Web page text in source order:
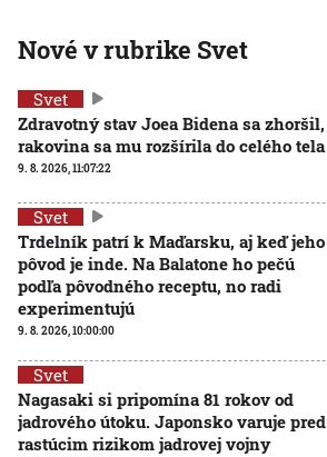
Nové v rubrike Svet
Svet
Zdravotný stav Joea Bidena sa zhoršil,
rakovina sa mu rozšírila do celého tela
9. 8. 2026, 11:07:22
Svet
Trdelník patrí k Maďarsku, aj keď jeho
pôvod je inde. Na Balatone ho pečú
podľa pôvodného receptu, no radi
experimentujú
9. 8. 2026, 10:00:00
Svet
Nagasaki si pripomína 81 rokov od
jadrového útoku. Japonsko varuje pred
rastúcim rizikom jadrovej vojny